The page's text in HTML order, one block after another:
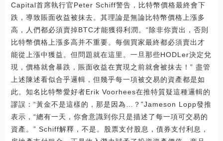
Capital首席執行官Peter Schiff警告，比特幣價格最終會下
跌，導致賬面收益被抹去。其理論是無論比特幣價格上漲多
高，人們都必須賣掉BTC才能獲得利潤。“除非你賣出，否則
比特幣價格上漲多高并不重要。每個買家最終都必須賣出才
能從上漲中獲益。但問題就在這里。一旦那些HODLer決定兌
現，價格就會暴跌，賬面收益在實現之前就會被抹去！” 盡管
上述陳述看似合乎邏輯，但幾乎每一項被交易的資產都是如
此。知名比特幣愛好者Erik Voorhees在推特質疑這種邏輯的
謬誤：“黃金不是這樣的，那是因為…？”Jameson Lopp發推
表示，“總有一天，你會意識到你只是描述了每一項可交易的
資產。” Schiff解釋，不是。股票支付股息，債券支付利息，